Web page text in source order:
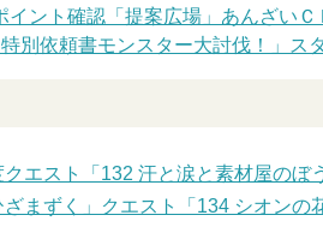
イント確認「提案広場」あんざいＣ
特別依頼書モンスター大討伐！」ス
エスト「132 汗と涙と素材屋のぼ
ざまずく」クエスト「134 シオンの